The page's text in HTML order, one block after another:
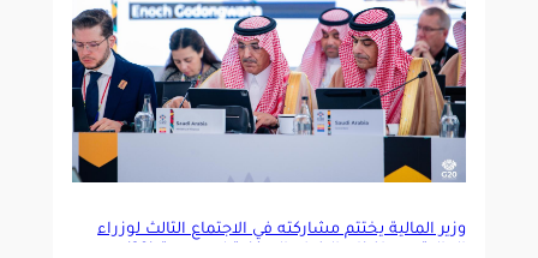
وزير المالية يختتم مشاركته في الاجتماع الثالث لوزراء